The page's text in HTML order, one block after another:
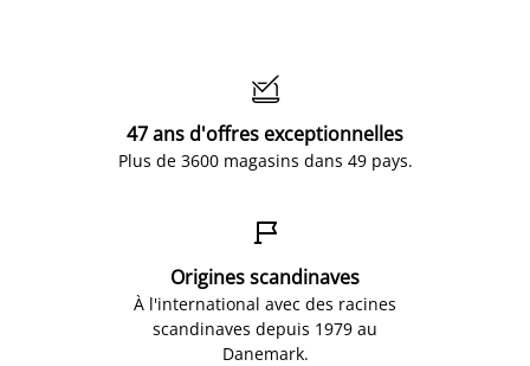

47 ans d'offres exceptionnelles
Plus de 3600 magasins dans 49 pays.

Origines scandinaves
À l'international avec des racines
scandinaves depuis 1979 au
Danemark.